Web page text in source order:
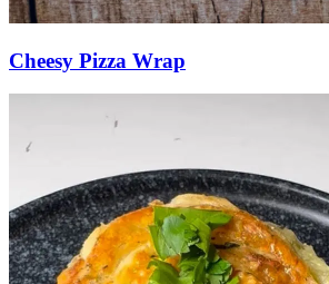
Cheesy Pizza Wrap